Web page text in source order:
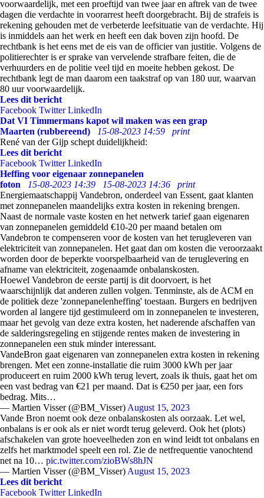
voorwaardelijk, met een proeftijd van twee jaar en aftrek van de twee
dagen die verdachte in voorarrest heeft doorgebracht. Bij de strafeis is
rekening gehouden met de verbeterde leefsituatie van de verdachte. Hij
is inmiddels aan het werk en heeft een dak boven zijn hoofd. De
rechtbank is het eens met de eis van de officier van justitie. Volgens de
politierechter is er sprake van vervelende strafbare feiten, die de
verhuurders en de politie veel tijd en moeite hebben gekost. De
rechtbank legt de man daarom een taakstraf op van 180 uur, waarvan
80 uur voorwaardelijk.
Lees dit bericht
Facebook Twitter LinkedIn
Dat VI Timmermans kapot wil maken was een grap
Maarten (rubbereend)
15-08-2023 14:59
print
René van der Gijp schept duidelijkheid:
Lees dit bericht
Facebook Twitter LinkedIn
Heffing voor eigenaar zonnepanelen
foton
15-08-2023 14:39 15-08-2023 14:36
print
Energiemaatschappij Vandebron, onderdeel van Essent, gaat klanten
met zonnepanelen maandelijks extra kosten in rekening brengen.
Naast de normale vaste kosten en het netwerk tarief gaan eigenaren
van zonnepanelen gemiddeld €10-20 per maand betalen om
Vandebron te compenseren voor de kosten van het terugleveren van
elektriciteit van zonnepanelen. Het gaat dan om kosten die veroorzaakt
worden door de beperkte voorspelbaarheid van de teruglevering en
afname van elektriciteit, zogenaamde onbalanskosten.
Hoewel Vandebron de eerste partij is dit doorvoert, is het
waarschijnlijk dat anderen zullen volgen. Tenminste, als de ACM en
de politiek deze 'zonnepanelenheffing' toestaan. Burgers en bedrijven
worden al langere tijd gestimuleerd om in zonnepanelen te investeren,
maar het gevolg van deze extra kosten, het naderende afschaffen van
de salderingsregeling en stijgende rentes maken de investering in
zonnepanelen een stuk minder interessant.
VandeBron gaat eigenaren van zonnepanelen extra kosten in rekening
brengen. Met een zonne-installatie die ruim 3000 kWh per jaar
produceert en ruim 2000 kWh terug levert, zoals ik thuis, gaat het om
een vast bedrag van €21 per maand. Dat is €250 per jaar, een fors
bedrag. Mits…
— Martien Visser (@BM_Visser) August 15, 2023
Vande Bron noemt ook deze onbalanskosten als oorzaak. Let wel,
onbalans is er ook als er niet wordt terug geleverd. Ook het (plots)
afschakelen van grote hoeveelheden zon en wind leidt tot onbalans en
zelfs het marktmodel speelt een rol. Zie de netfrequentie vanochtend
net na 10… pic.twitter.com/zioBWs8hJN
— Martien Visser (@BM_Visser) August 15, 2023
Lees dit bericht
Facebook Twitter LinkedIn